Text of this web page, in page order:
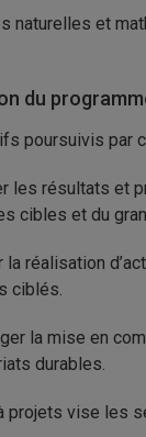
naturelles et
du
poursuivis par
les résultats et
cibles et du
la réalisation
ciblés.
la mise en
durables.
projets vise les